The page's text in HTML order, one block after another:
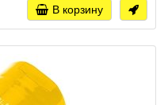
В корзину